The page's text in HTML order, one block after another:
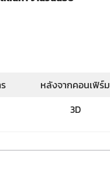
หลังจากคอนเฟิร์ม
3D